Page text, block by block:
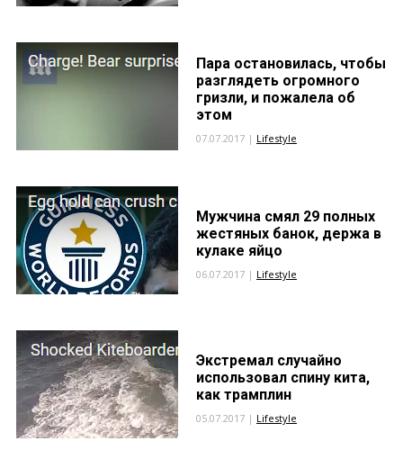
Пара остановилась, чтобы
разглядеть огромного
гризли, и пожалела об
этом
07.07.2017 | Lifestyle
Мужчина смял 29 полных
жестяных банок, держа в
кулаке яйцо
06.07.2017 | Lifestyle
Экстремал случайно
использовал спину кита,
как трамплин
05.07.2017 | Lifestyle